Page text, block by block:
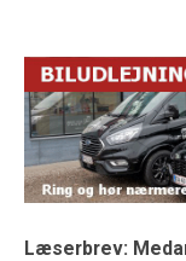
Læserbrev: